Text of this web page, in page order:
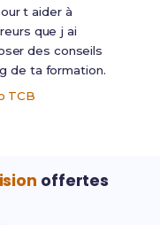
t aider à
que j ai
des conseils
de ta formation.
TCB
offertes